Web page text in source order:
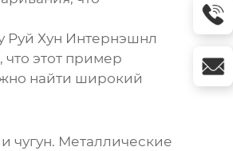
Руй Хун Интернэшнл
этот пример
найти широкий
чугун. Металлические